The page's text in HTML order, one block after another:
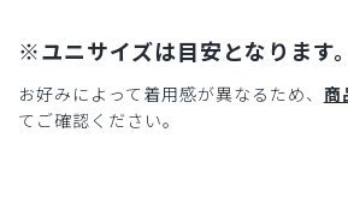
※ユニサイズは目安となります。
お好みによって着用感が異なるため、 商
てご確認ください。